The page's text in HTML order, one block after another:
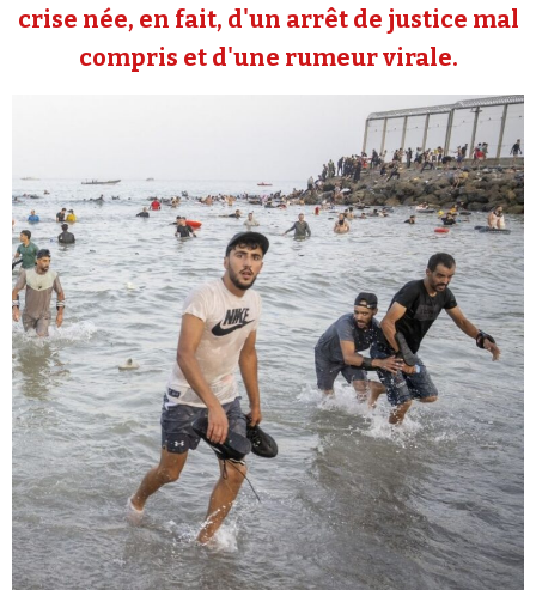
crise née, en fait, d'un arrêt de justice mal
compris et d'une rumeur virale.